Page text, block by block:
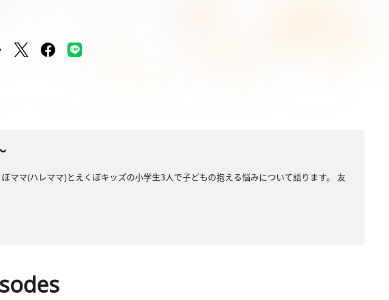
ママ(ハレママ)とえくぼキッズの小学生3人で子どもの抱える悩みについて語ります。 友